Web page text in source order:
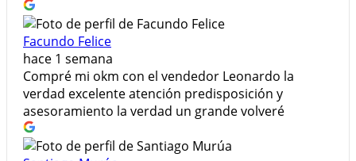
Facundo Felice
hace 1 semana
Compré mi okm con el vendedor Leonardo la
verdad excelente atención predisposición y
asesoramiento la verdad un grande volveré